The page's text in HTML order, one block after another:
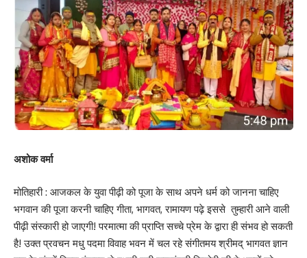
अशोक वर्मा
मोतिहारी : आजकल के युवा पीढ़ी को पूजा के साथ अपने धर्म को जानना चाहिए
भगवान की पूजा करनी चाहिए गीता, भागवत, रामायण पढ़े इससे तुम्हारी आने वाली
पीढ़ी संस्कारी हो जाएगी! परमात्मा की प्राप्ति सच्चे प्रेम के द्वारा ही संभव हो सकती
है! उक्त प्रवचन मधु पदमा विवाह भवन में चल रहे संगीतमय श्रीमद् भागवत ज्ञान